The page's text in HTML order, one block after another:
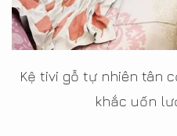
Kệ tivi gỗ tự nhiên tân
khắc uốn